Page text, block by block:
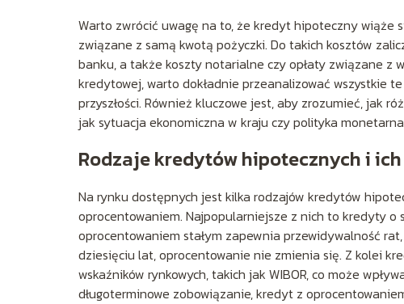
Warto zwrócić uwagę na to, że kredyt hipoteczny wiąże
związane z samą kwotą pożyczki. Do takich kosztów
banku, a także koszty notarialne czy opłaty związane z
kredytowej, warto dokładnie przeanalizować wszystkie
przyszłości. Również kluczowe jest, aby zrozumieć, jak
jak sytuacja ekonomiczna w kraju czy polityka
Rodzaje kredytów hipotecznych i
Na rynku dostępnych jest kilka rodzajów kredytów
oprocentowaniem. Najpopularniejsze z nich to kredyty
oprocentowaniem stałym zapewnia przewidywalność
dziesięciu lat, oprocentowanie nie zmienia się. Z kolei
wskaźników rynkowych, takich jak WIBOR, co może
długoterminowe zobowiązanie, kredyt z